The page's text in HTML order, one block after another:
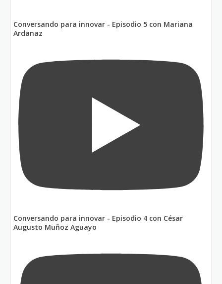
Conversando para innovar - Episodio 5 con Mariana
Ardanaz
Conversando para innovar - Episodio 4 con César
Augusto Muñoz Aguayo